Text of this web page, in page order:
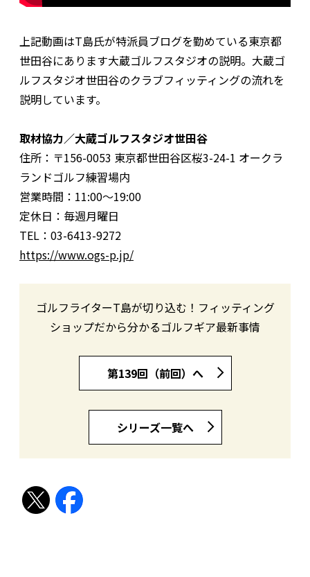
上記動画はT島氏が特派員ブログを勤めている東京都
世田谷にあります大蔵ゴルフスタジオの説明。大蔵ゴ
ルフスタジオ世田谷のクラブフィッティングの流れを
説明しています。
取材協力／大蔵ゴルフスタジオ世田谷
住所：〒156-0053 東京都世田谷区桜3-24-1 オークラ
ランドゴルフ練習場内
営業時間：11:00〜19:00
定休日：毎週月曜日
TEL：03-6413-9272
https://www.ogs-p.jp/
ゴルフライターT島が切り込む！フィッティング
ショップだから分かるゴルフギア最新事情
第139回（前回）へ
シリーズ一覧へ